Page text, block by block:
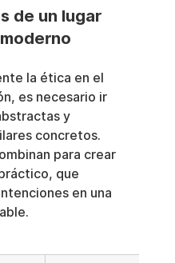
de un lugar
la ética en el
es necesario ir
y
concretos.
para crear
que
en una